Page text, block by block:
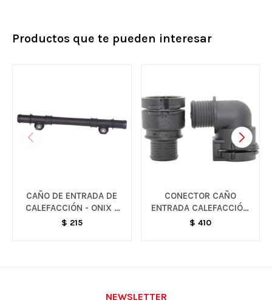
Productos que te pueden interesar
CAÑO DE ENTRADA DE
CALEFACCIÓN - ONIX /
PRISMA
$ 215
CONECTOR CAÑO
ENTRADA CALEFACCIÓN
- SONIC / TRACKER
$ 410
NEWSLETTER